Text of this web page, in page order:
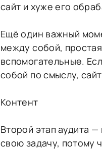
сайт и хуже его
Ещё один важный
между собой,
вспомогательные.
собой по смыслу,
Контент
Второй этап аудита
свою задачу, потому